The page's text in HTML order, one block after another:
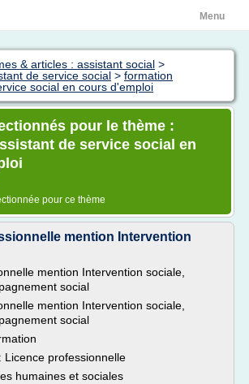
Menu
& articles : assistant social >
de service social > formation
social en cours d'emploi
pour le thème :
de service social en
pour ce thème
mention Intervention
mention Intervention sociale,
social
mention Intervention sociale,
social
Licence professionnelle
humaines et sociales